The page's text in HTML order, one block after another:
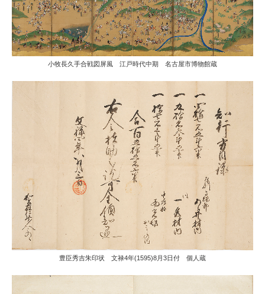
小牧長久手合戦図屏風 江戸時代中期 名古屋市博物館蔵
豊臣秀吉朱印状 文禄4年(1595)8月3日付 個人蔵